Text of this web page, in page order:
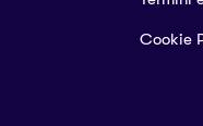
Cookie